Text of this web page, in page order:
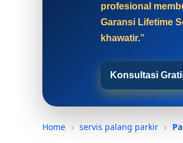
profesional
Garansi Lifetime
khawatir.”
Konsultasi
Home › servis palang parkir ›